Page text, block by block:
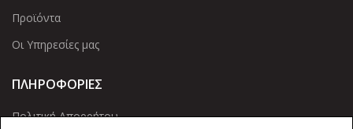
Προϊόντα
Οι Υπηρεσίες μας
ΠΛΗΡΟΦΟΡΙΕΣ
Πολιτική Απορρήτου